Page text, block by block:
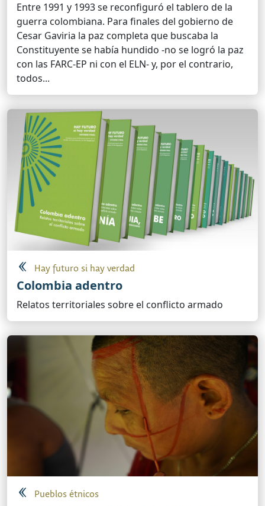
Entre 1991 y 1993 se reconfiguró el tablero de la
guerra colombiana. Para finales del gobierno de
Cesar Gaviria la paz completa que buscaba la
Constituyente se había hundido -no se logró la paz
con las FARC-EP ni con el ELN- y, por el contrario,
todos...
Hay futuro si hay verdad
Colombia adentro
Relatos territoriales sobre el conflicto armado
Pueblos étnicos